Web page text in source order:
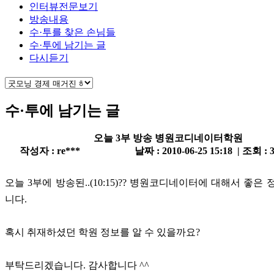
인터뷰전문보기
방송내용
수·투를 찾은 손님들
수·투에 남기는 글
다시듣기
수·투에 남기는 글
오늘 3부 방송 병원코디네이터학원
작성자 : re***
날짜 : 2010-06-25 15:18 | 조회 :
오늘 3부에 방송된..(10:15)?? 병원코디네이터에 대해서 좋은
니다.
혹시 취재하셨던 학원 정보를 알 수 있을까요?
부탁드리겠습니다. 감사합니다 ^^